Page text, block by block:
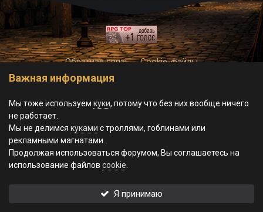
Обратная связь Cookie-файлы
© World of Morgrad, 2023-2026.
Важная информация
Мы тоже используем куки, потому что без них вообще ничего
не работает.
Мы не делимся куками с троллями, гоблинами или
рекламными магнатами.
Продолжая использоваться форумом, Вы соглашаетесь на
использование файлов cookie
Я принимаю